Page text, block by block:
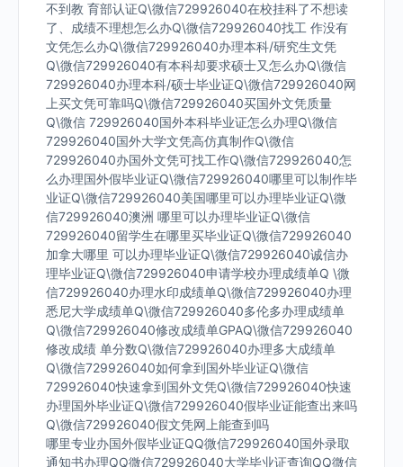
不到教 育部认证Q\微信729926040在校挂科了不想读
了、成绩不理想怎么办Q\微信729926040找工 作没有
文凭怎么办Q\微信729926040办理本科/研究生文凭
Q\微信729926040有本科却要求硕士又怎么办Q\微信
729926040办理本科/硕士毕业证Q\微信729926040网
上买文凭可靠吗Q\微信729926040买国外文凭质量
Q\微信 729926040国外本科毕业证怎么办理Q\微信
729926040国外大学文凭高仿真制作Q\微信
729926040办国外文凭可找工作Q\微信729926040怎
么办理国外假毕业证Q\微信729926040哪里可以制作毕
业证Q\微信729926040美国哪里可以办理毕业证Q\微
信729926040澳洲 哪里可以办理毕业证Q\微信
729926040留学生在哪里买毕业证Q\微信729926040
加拿大哪里 可以办理毕业证Q\微信729926040诚信办
理毕业证Q\微信729926040申请学校办理成绩单Q \微
信729926040办理水印成绩单Q\微信729926040办理
悉尼大学成绩单Q\微信729926040多伦多办理成绩单
Q\微信729926040修改成绩单GPAQ\微信729926040
修改成绩 单分数Q\微信729926040办理多大成绩单
Q\微信729926040如何拿到国外毕业证Q\微信
729926040快速拿到国外文凭Q\微信729926040快速
办理国外毕业证Q\微信729926040假毕业证能查出来吗
Q\微信729926040假文凭网上能查到吗
哪里专业办国外假毕业证QQ微信729926040国外录取
通知书办理QQ微信729926040大学毕业证查询QQ微信